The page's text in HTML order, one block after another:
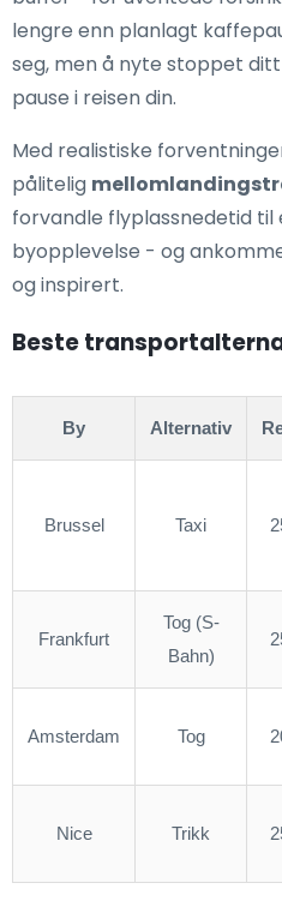
lengre enn planlagt
seg, men å nyte stoppet
pause i reisen din.
Med realistiske
pålitelig
forvandle flyplassnedetid til
byopplevelse - og
og inspirert.
Beste
By Alternativ
Brussel Taxi
Frankfurt
Tog (S-
Bahn)
Amsterdam Tog
Nice Trikk